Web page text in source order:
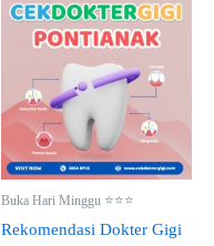
Buka Hari Minggu ⭐⭐⭐
Rekomendasi Dokter Gigi